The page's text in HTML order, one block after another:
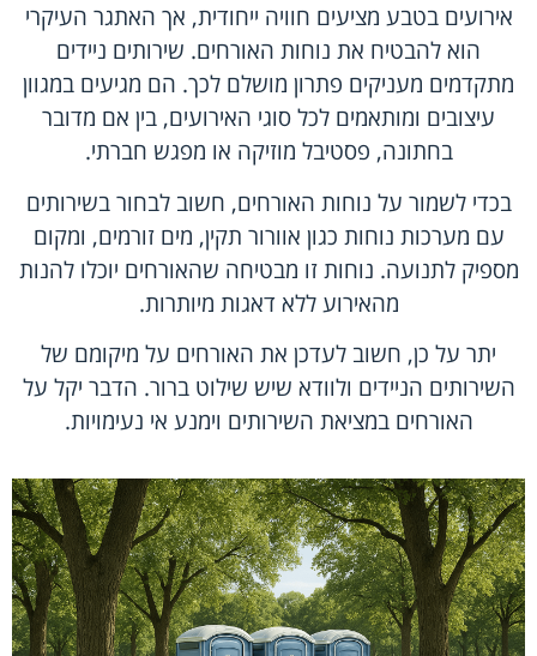
אירועים בטבע מציעים חוויה ייחודית, אך האתגר העיקרי
הוא להבטיח את נוחות האורחים. שירותים ניידים
מתקדמים מעניקים פתרון מושלם לכך. הם מגיעים במגוון
עיצובים ומותאמים לכל סוגי האירועים, בין אם מדובר
בחתונה, פסטיבל מוזיקה או מפגש חברתי.
בכדי לשמור על נוחות האורחים, חשוב לבחור בשירותים
עם מערכות נוחות כגון אוורור תקין, מים זורמים, ומקום
מספיק לתנועה. נוחות זו מבטיחה שהאורחים יוכלו להנות
מהאירוע ללא דאגות מיותרות.
יתר על כן, חשוב לעדכן את האורחים על מיקומם של
השירותים הניידים ולוודא שיש שילוט ברור. הדבר יקל על
האורחים במציאת השירותים וימנע אי נעימויות.